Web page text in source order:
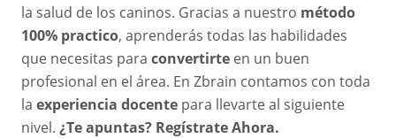
la salud de los caninos. Gracias a nuestro método
100% practico, aprenderás todas las habilidades
que necesitas para convertirteen un buen
profesional en el área. En Zbrain contamos con toda
la experiencia docentepara llevarte al siguiente
nivel. ¿Te apuntas? Regístrate Ahora.